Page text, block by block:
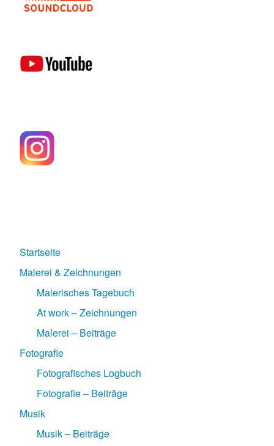
Startseite
Malerei & Zeichnungen
Malerisches Tagebuch
At work – Zeichnungen
Malerei – Beiträge
Fotografie
Fotografisches Logbuch
Fotografie – Beiträge
Musik
Musik – Beiträge